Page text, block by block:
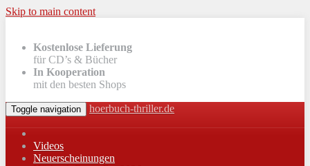
Skip to main content
Kostenlose Lieferung
für CD’s & Bücher
In Kooperation
mit den besten Shops
Toggle navigation hoerbuch-thriller.de
Videos
Neuerscheinungen